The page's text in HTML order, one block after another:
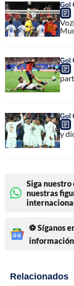
Gol
Gol
Gol
y
Siga
nuestras
⚽ Síganos
Relacionados